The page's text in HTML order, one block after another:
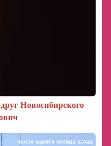
Новосибирского
около одного месяца назад